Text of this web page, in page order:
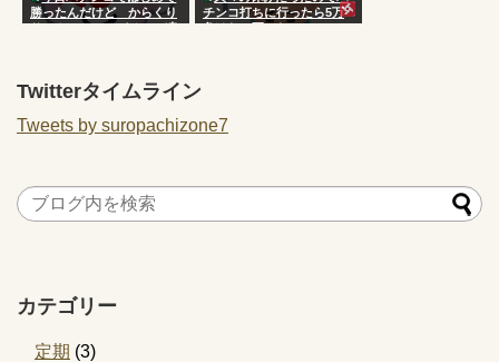
勝ったんだけど からくり
サーカス ってパチンコ凄
チンコ打ちに行ったら5万
負けた 死にたい
Twitterタイムライン
Tweets by suropachizone7
カテゴリー
定期 (3)